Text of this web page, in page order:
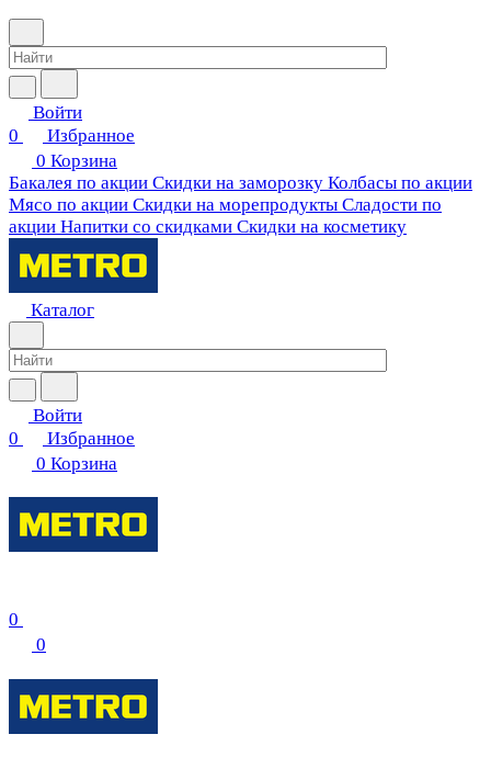
Войти
0
Избранное
0 Корзина
Бакалея по акции Скидки на заморозку Колбасы по акции
Мясо по акции Скидки на морепродукты Сладости по
акции Напитки со скидками Скидки на косметику
Каталог
Войти
0
Избранное
0 Корзина
0
0